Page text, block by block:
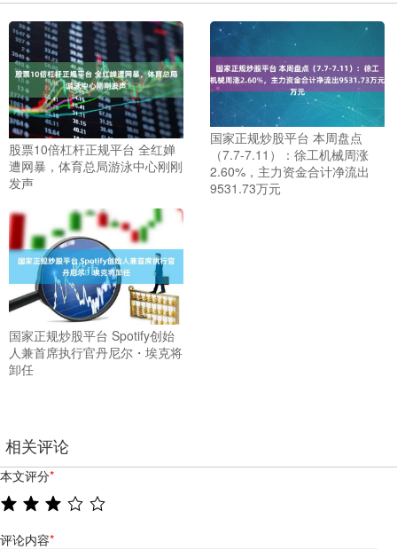
股票10倍杠杆正规平台 全红婵
遭网暴，体育总局游泳中心刚刚
发声
国家正规炒股平台 本周盘点
（7.7-7.11）：徐工机械周涨
2.60%，主力资金合计净流出
9531.73万元
国家正规炒股平台 Spotify创始
人兼首席执行官丹尼尔・埃克将
卸任
相关评论
本文评分*
评论内容*